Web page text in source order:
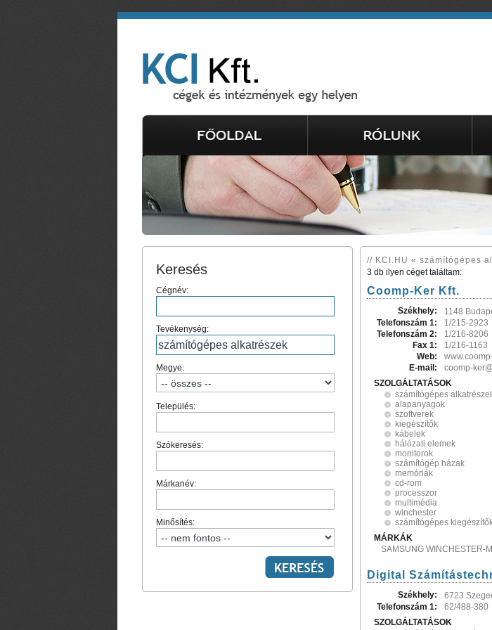
Keresés
Cégnév:
Tevékenység:
Megye:
Település:
Szókeresés:
Márkanév:
Minősítés:
// KCI.HU « számítógépes
3 db ilyen céget találtam:
Coomp-Ker Kft.
Székhely:
1148
Telefonszám 1:
1/215-2923
Telefonszám 2:
1/216-8206
Fax 1:
1/216-1163
Web:
E-mail:
coomp-
SZOLGÁLTATÁSOK
számítógépes
alapanyagok
szoftverek
kiegészítők
kábelek
hálózati elemek
monitorok
számítógép házak
memóriák
cd-rom
processzor
multimédia
winchester
számítógépes
MÁRKÁK
SAMSUNG WINCHESTER-
Digital
Székhely:
6723
Telefonszám 1:
62/488-380
SZOLGÁLTATÁSOK